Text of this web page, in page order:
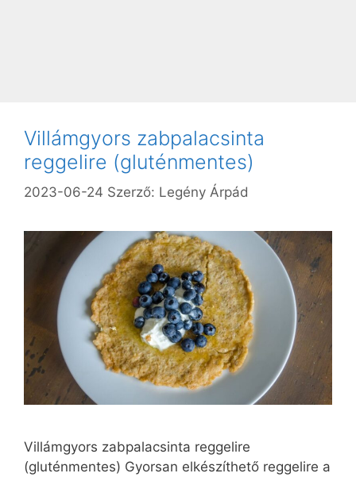
Villámgyors zabpalacsinta
reggelire (gluténmentes)
2023-06-24 Szerző: Legény Árpád
Villámgyors zabpalacsinta reggelire
(gluténmentes) Gyorsan elkészíthető reggelire a